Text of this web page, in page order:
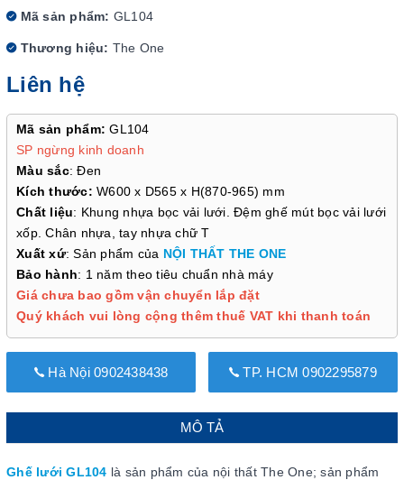
Mã sản phẩm: GL104
Thương hiệu: The One
Liên hệ
Mã sản phẩm: GL104
SP ngừng kinh doanh
Màu sắc: Đen
Kích thước: W600 x D565 x H(870-965) mm
Chất liệu: Khung nhựa bọc vải lưới. Đệm ghế mút bọc vải lưới
xốp. Chân nhựa, tay nhựa chữ T
Xuất xứ: Sản phẩm của NỘI THẤT THE ONE
Bảo hành: 1 năm theo tiêu chuẩn nhà máy
Giá chưa bao gồm vận chuyển lắp đặt
Quý khách vui lòng cộng thêm thuế VAT khi thanh toán
Hà Nội 0902438438 TP. HCM 0902295879
MÔ TẢ
Ghế lưới GL104 là sản phẩm của nội thất The One; sản phẩm